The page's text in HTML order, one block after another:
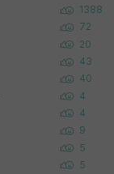
1388
72
20
43
40
4
4
9
5
5